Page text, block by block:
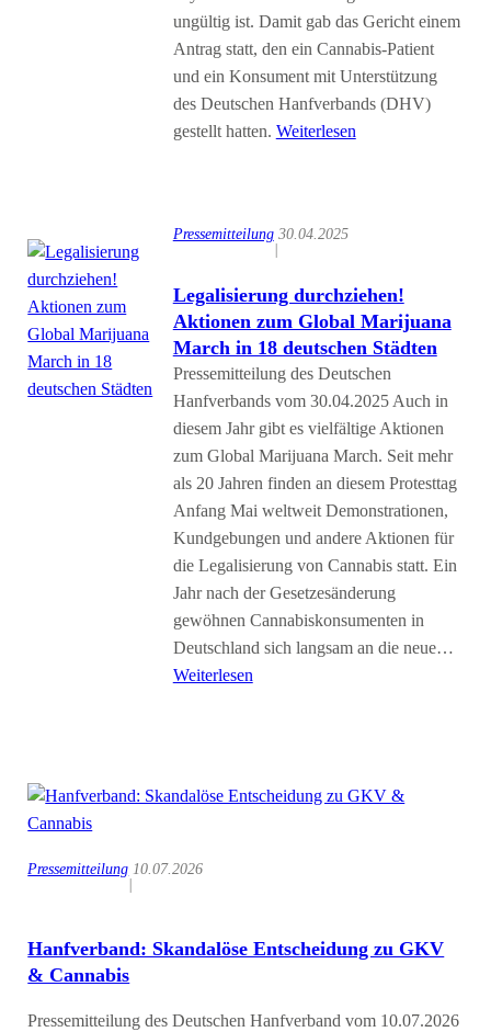
ungültig ist. Damit gab das Gericht einem
Antrag statt, den ein Cannabis-Patient
und ein Konsument mit Unterstützung
des Deutschen Hanfverbands (DHV)
gestellt hatten. Weiterlesen
Pressemitteilung
|
30.04.2025
Legalisierung durchziehen!
Aktionen zum Global Marijuana
March in 18 deutschen Städten
Pressemitteilung des Deutschen
Hanfverbands vom 30.04.2025 Auch in
diesem Jahr gibt es vielfältige Aktionen
zum Global Marijuana March. Seit mehr
als 20 Jahren finden an diesem Protesttag
Anfang Mai weltweit Demonstrationen,
Kundgebungen und andere Aktionen für
die Legalisierung von Cannabis statt. Ein
Jahr nach der Gesetzesänderung
gewöhnen Cannabiskonsumenten in
Deutschland sich langsam an die neue…
Weiterlesen
Pressemitteilung
|
10.07.2026
Hanfverband: Skandalöse Entscheidung zu GKV
& Cannabis
Pressemitteilung des Deutschen Hanfverband vom 10.07.2026